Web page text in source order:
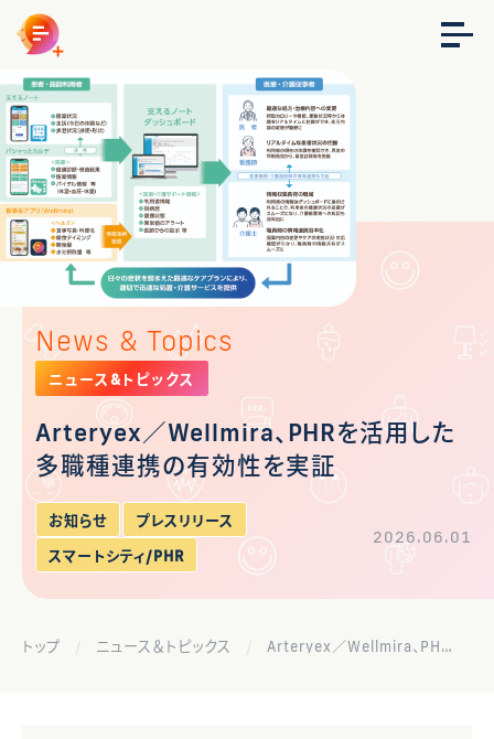
News & Topics
ニュース&トピックス
Arteryex／Wellmira、PHRを活用した
多職種連携の有効性を実証
お知らせ
プレスリリース
スマートシティ/PHR
2026.06.01
トップ ニュース＆トピックス Arteryex／Wellmira、PHRを活用した多職種連携の有効性を実証